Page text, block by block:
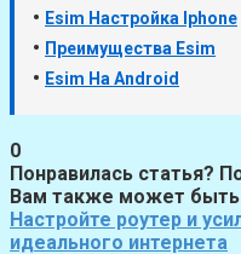
• Esim Настройка Iphone
• Преимущества Esim
• Esim На Android
0
Понравилась статья?
Вам также может быть
Настройте роутер и
идеального интернета